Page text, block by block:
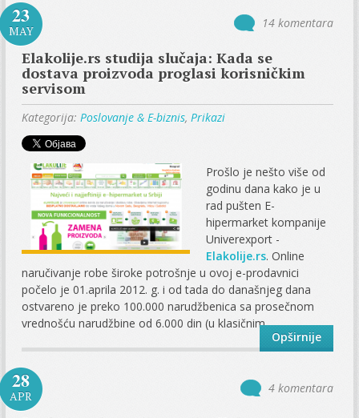
23
MAY
14 komentara
Elakolije.rs studija slučaja: Kada se
dostava proizvoda proglasi korisničkim
servisom
Kategorija:Poslovanje & E-biznis, Prikazi
Prošlo je nešto više od
godinu dana kako je u
rad pušten E-
hipermarket kompanije
Univerexport -
Elakolije.rs. Online
naručivanje robe široke potrošnje u ovoj e-prodavnici
počelo je 01.aprila 2012. g. i od tada do današnjeg dana
ostvareno je preko 100.000 narudžbenica sa prosečnom
vrednošću narudžbine od 6.000 din (u klasičnim...
Opširnije
28
APR
4 komentara